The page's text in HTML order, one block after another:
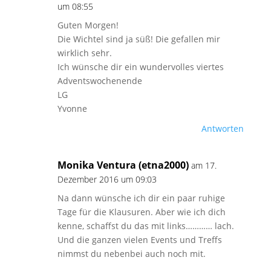
um 08:55
Guten Morgen!
Die Wichtel sind ja süß! Die gefallen mir
wirklich sehr.
Ich wünsche dir ein wundervolles viertes
Adventswochenende
LG
Yvonne
Antworten
Monika Ventura (etna2000) am 17.
Dezember 2016 um 09:03
Na dann wünsche ich dir ein paar ruhige
Tage für die Klausuren. Aber wie ich dich
kenne, schaffst du das mit links………… lach.
Und die ganzen vielen Events und Treffs
nimmst du nebenbei auch noch mit.